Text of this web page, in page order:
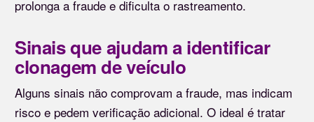
prolonga a fraude e dificulta o rastreamento.
Sinais que ajudam a identificar
clonagem de veículo
Alguns sinais não comprovam a fraude, mas indicam
risco e pedem verificação adicional. O ideal é tratar